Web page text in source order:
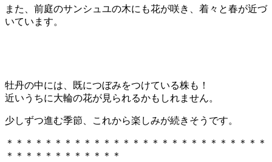
また、前庭のサンシュユの木にも花が咲き、着々と春が近づ
いています。
牡丹の中には、既につぼみをつけている株も！
近いうちに大輪の花が見られるかもしれません。
少しずつ進む季節、これから楽しみが続きそうです。
＊＊＊＊＊＊＊＊＊＊＊＊＊＊＊＊＊＊＊＊＊＊＊＊＊＊＊
＊＊＊＊＊＊＊＊＊＊＊＊